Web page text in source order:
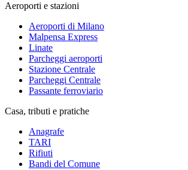
Aeroporti e stazioni
Aeroporti di Milano
Malpensa Express
Linate
Parcheggi aeroporti
Stazione Centrale
Parcheggi Centrale
Passante ferroviario
Casa, tributi e pratiche
Anagrafe
TARI
Rifiuti
Bandi del Comune